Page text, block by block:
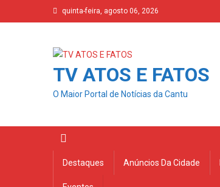
to
quinta-feira, agosto 06, 2026
TV ATOS E FATOS
O Maior Portal de Notícias da Cantu
Destaques Anúncios Da Cidade